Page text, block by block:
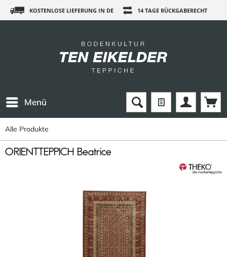
KOSTENLOSE LIEFERUNG IN DE 14 TAGE RÜCKGABERECHT
Menü
Alle Produkte
ORIENTTEPPICH Beatrice